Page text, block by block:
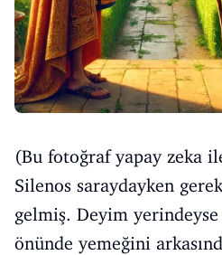
(Bu fotoğraf yapay zeka
Silenos saraydayken
gelmiş. Deyim yerindeyse
önünde yemeğini